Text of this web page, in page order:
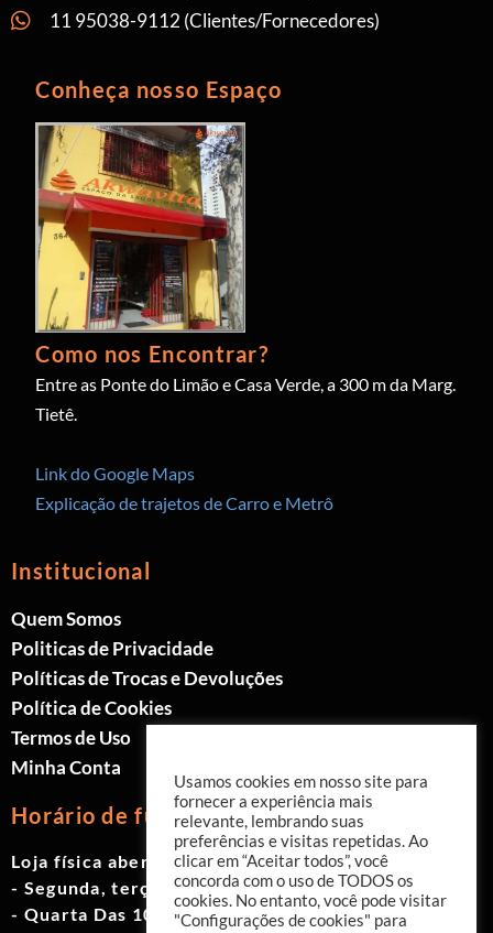
11 95038-9112 (Clientes/Fornecedores)
Conheça nosso Espaço
Como nos Encontrar?
Entre as Ponte do Limão e Casa Verde, a 300 m da Marg.
Tietê.
Link do Google Maps
Explicação de trajetos de Carro e Metrô
Institucional
Quem Somos
Politicas de Privacidade
Políticas de Trocas e Devoluções
Política de Cookies
Termos de Uso
Minha Conta
Horário de funcionamento
Loja física aberta de Segunda à Sábado.
- Segunda, terça e quinta das 9h às 19h
- Quarta Das 10h às 18h
Usamos cookies em nosso site para
fornecer a experiência mais
relevante, lembrando suas
preferências e visitas repetidas. Ao
clicar em “Aceitar todos”, você
concorda com o uso de TODOS os
cookies. No entanto, você pode visitar
"Configurações de cookies" para